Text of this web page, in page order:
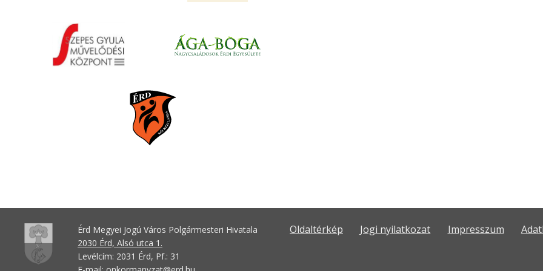
Érd Megyei Jogú Város Polgármesteri Hivatala
2030 Érd, Alsó utca 1.
Levélcím: 2031 Érd, Pf.: 31
Oldaltérkép Jogi nyilatkozat Impresszum